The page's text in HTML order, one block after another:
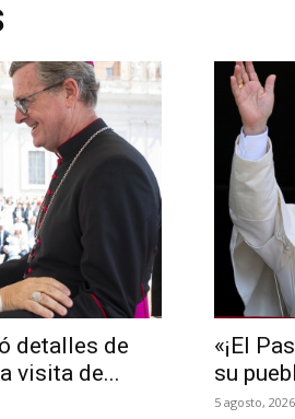
detalles de
visita de...
«¡El
su
5 agosto, 2026